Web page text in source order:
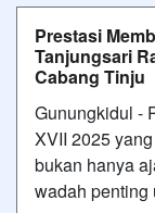
Prestasi
Tanjungsari
Cabang Tinju
Gunungkidul -
XVII 2025
bukan hanya
wadah penting